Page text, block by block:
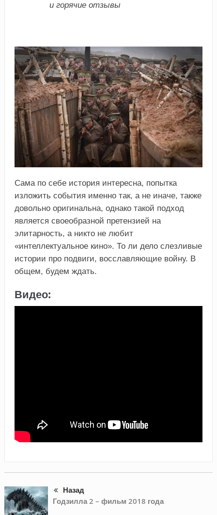
и горячие отзывы
Сама по себе история интересна, попытка
изложить события именно так, а не иначе, также
довольно оригинальна, однако такой подход
является своеобразной претензией на
элитарность, а никто не любит
«интеллектуальное кино». То ли дело слезливые
истории про подвиги, восславляющие войну. В
общем, будем ждать.
Видео:
Назад
Годзилла 2 – фильм 2018 года